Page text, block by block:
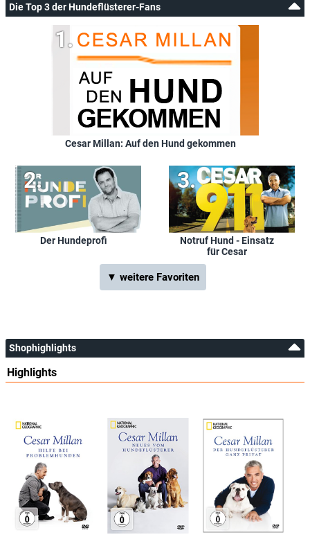
Die Top 3 der Hundeflüsterer-Fans
Cesar Millan: Auf den Hund gekommen
Der Hundeprofi
Notruf Hund - Einsatz
für Cesar
▼ weitere Favoriten
Shophighlights
Highlights